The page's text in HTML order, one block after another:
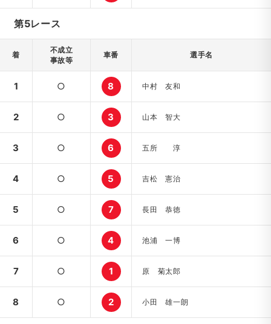
第5レース
着
不成立
事故等
車番 選手名
1 ○ 8 中村 友和
2 ○ 3 山本 智大
3 ○ 6 五所 淳
4 ○ 5 吉松 憲治
5 ○ 7 長田 恭徳
6 ○ 4 池浦 一博
7 ○ 1 原 菊太郎
8 ○ 2 小田 雄一朗